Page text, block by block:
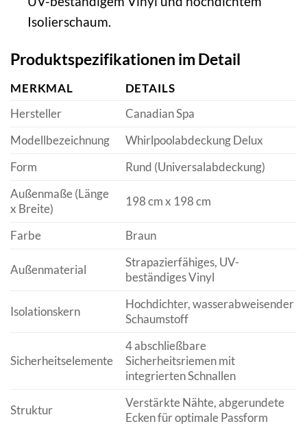
Isolierschaum.
Produktspezifikationen im Detail
MERKMAL
DETAILS
Hersteller
Canadian Spa
Modellbezeichnung
Whirlpoolabdeckung Delux
Form
Rund (Universalabdeckung)
Außenmaße (Länge
x Breite)
198 cm x 198 cm
Farbe Braun
Außenmaterial
Strapazierfähiges, UV-
beständiges Vinyl
Isolationskern
Hochdichter, wasserabweisender
Schaumstoff
Sicherheitselemente
4 abschließbare
Sicherheitsriemen mit
integrierten Schnallen
Struktur
Verstärkte Nähte, abgerundete
Ecken für optimale Passform